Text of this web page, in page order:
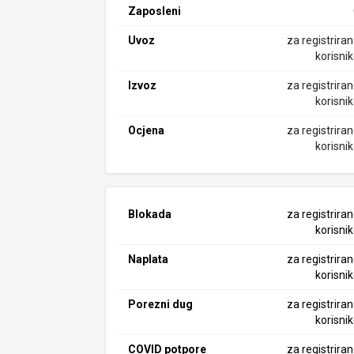
Zaposleni
Uvoz
za
Izvoz
za
Ocjena
za
Blokada
za
Naplata
za
Porezni dug
za
COVID potpore za